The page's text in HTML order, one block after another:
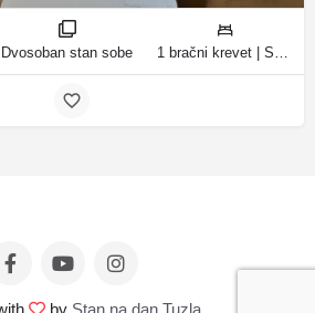
Dvosoban stan sobe
by Stan na dan Tuzla